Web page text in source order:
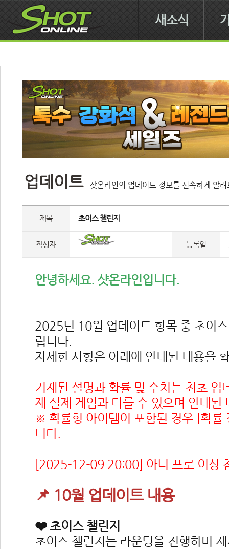
새소식
업데이트 샷온라인의 업데이트 정보를 신속하게 알
제목 초이스 챌린지
작성자 등록일
안녕하세요. 샷온라인입니다.
2025년 10월 업데이트 항목 중 초이
립니다.
자세한 사항은 아래에 안내된 내용을
기재된 설명과 확률 및 수치는 최초 업
재 실제 게임과 다를 수 있으며 안내된
※ 확률형 아이템이 포함된 경우 [확률
니다.
[2025-12-09 20:00] 아너 프로 이상
📌 10월 업데이트 내용
❤️ 초이스 챌린지
초이스 챌린지는 라운딩을 진행하며